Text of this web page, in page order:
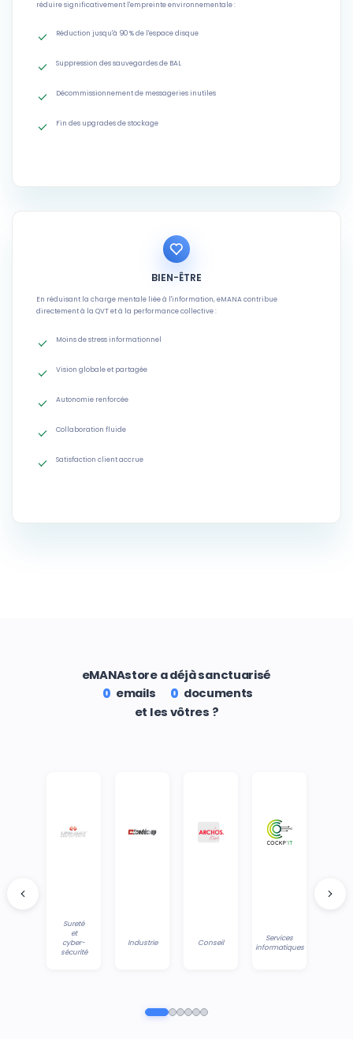
réduire significativement l'empreinte environnementale :
Réduction jusqu'à 90 % de l'espace disque
Suppression des sauvegardes de BAL
Décommissionnement de messageries inutiles
Fin des upgrades de stockage
BIEN-ÊTRE
En réduisant la charge mentale liée à l'information, eMANA contribue
directement à la QVT et à la performance collective :
Moins de stress informationnel
Vision globale et partagée
Autonomie renforcée
Collaboration fluide
Satisfaction client accrue
eMANAstore a déjà sanctuarisé
0 emails 0 documents
et les vôtres ?
Sureté
et
cyber-
sécurité
Industrie Conseil
Services
informatiques